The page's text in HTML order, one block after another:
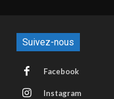
Suivez-nous
Facebook
Instagram